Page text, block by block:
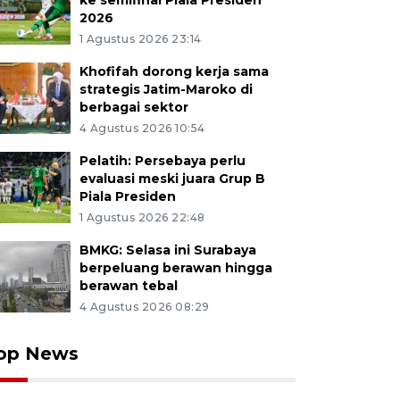
2026
1 Agustus 2026 23:14
Khofifah dorong kerja sama
strategis Jatim-Maroko di
berbagai sektor
4 Agustus 2026 10:54
Pelatih: Persebaya perlu
evaluasi meski juara Grup B
Piala Presiden
1 Agustus 2026 22:48
BMKG: Selasa ini Surabaya
berpeluang berawan hingga
berawan tebal
4 Agustus 2026 08:29
News